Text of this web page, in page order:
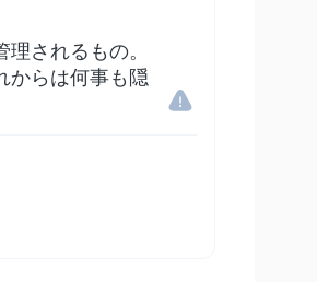
されるもの。
からは何事も隠